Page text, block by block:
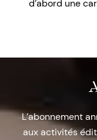
d’abord une
L’abonnement
aux activités